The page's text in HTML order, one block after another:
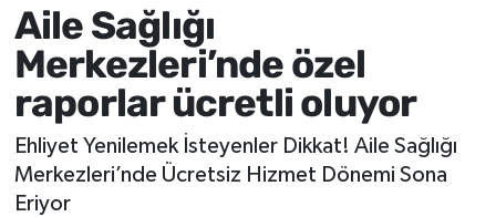
Aile Sağlığı
Merkezleri’nde özel
raporlar ücretli oluyor
Ehliyet Yenilemek İsteyenler Dikkat! Aile Sağlığı
Merkezleri’nde Ücretsiz Hizmet Dönemi Sona
Eriyor
Sağlık
Eğitim
Ekonomi